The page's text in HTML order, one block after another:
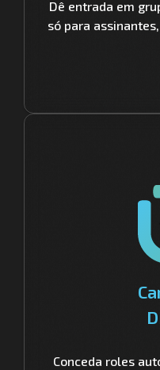
Dê entrada em
só para
Conceda roles